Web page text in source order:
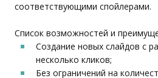
соответствующими спойлерами.
Список возможностей и
Создание новых слайдов с
несколько кликов;
Без ограничений на